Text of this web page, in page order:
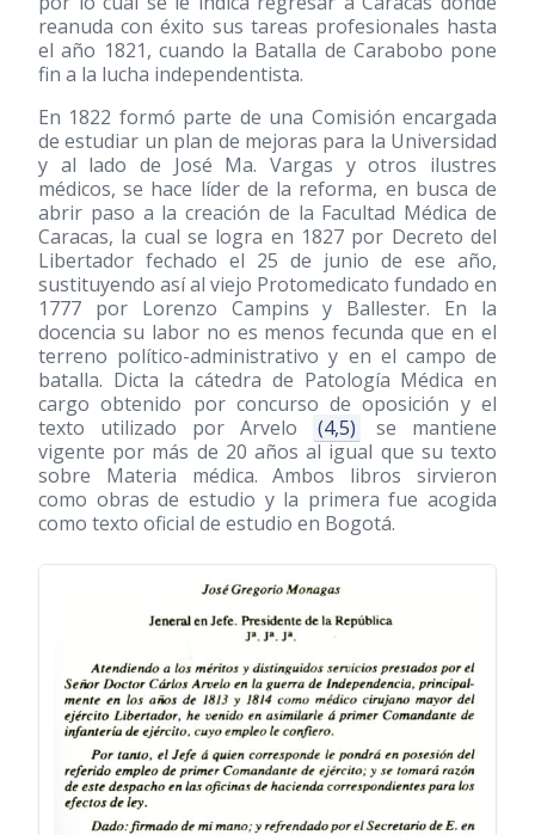
reanuda con éxito sus tareas profesionales hasta
el año 1821, cuando la Batalla de Carabobo pone
fin a la lucha independentista.
En 1822 formó parte de una Comisión encargada
de estudiar un plan de mejoras para la Universidad
y al lado de José Ma. Vargas y otros ilustres
médicos, se hace líder de la reforma, en busca de
abrir paso a la creación de la Facultad Médica de
Caracas, la cual se logra en 1827 por Decreto del
Libertador fechado el 25 de junio de ese año,
sustituyendo así al viejo Protomedicato fundado en
1777 por Lorenzo Campins y Ballester. En la
docencia su labor no es menos fecunda que en el
terreno político-administrativo y en el campo de
batalla. Dicta la cátedra de Patología Médica en
cargo obtenido por concurso de oposición y el
texto utilizado por Arvelo
(4,5)
se mantiene
vigente por más de 20 años al igual que su texto
sobre Materia médica. Ambos libros sirvieron
como obras de estudio y la primera fue acogida
como texto oficial de estudio en Bogotá.